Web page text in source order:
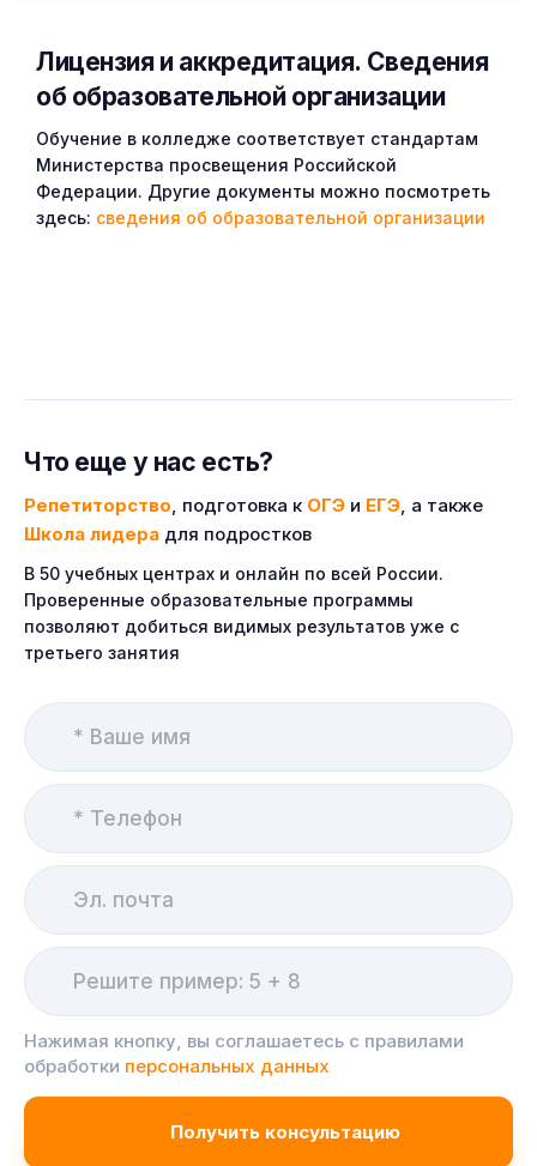
Лицензия и аккредитация. Cведения
об образовательной организации
Обучение в колледже соответствует стандартам
Министерства просвещения Российской
Федерации. Другие документы можно посмотреть
здесь: сведения об образовательной организации
Что еще у нас есть?
Репетиторство, подготовка к ОГЭ и ЕГЭ, а также
Школа лидера для подростков
В 50 учебных центрах и онлайн по всей России.
Проверенные образовательные программы
позволяют добиться видимых результатов уже с
третьего занятия
Нажимая кнопку, вы соглашаетесь с правилами
обработки персональных данных